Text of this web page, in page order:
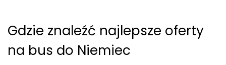
Gdzie znaleźć najlepsze oferty
na bus do Niemiec